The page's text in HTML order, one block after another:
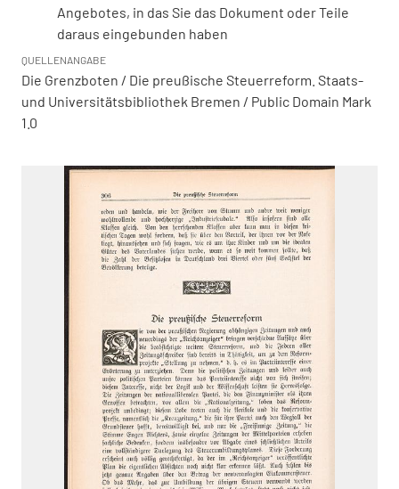
Angebotes, in das Sie das Dokument oder Teile
daraus eingebunden haben
QUELLENANGABE
Die Grenzboten / Die preußische Steuerreform. Staats-
und Universitätsbibliothek Bremen / Public Domain Mark
1.0